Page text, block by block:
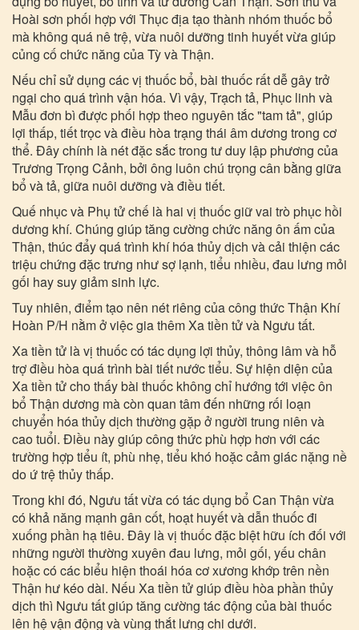
Hoài sơn phối hợp với Thục địa tạo thành nhóm thuốc bổ
mà không quá nê trệ, vừa nuôi dưỡng tinh huyết vừa giúp
củng cố chức năng của Tỳ và Thận.
Nếu chỉ sử dụng các vị thuốc bổ, bài thuốc rất dễ gây trở
ngại cho quá trình vận hóa. Vì vậy, Trạch tả, Phục linh và
Mẫu đơn bì được phối hợp theo nguyên tắc "tam tả", giúp
lợi thấp, tiết trọc và điều hòa trạng thái âm dương trong cơ
thể. Đây chính là nét đặc sắc trong tư duy lập phương của
Trương Trọng Cảnh, bởi ông luôn chú trọng cân bằng giữa
bổ và tả, giữa nuôi dưỡng và điều tiết.
Quế nhục và Phụ tử chế là hai vị thuốc giữ vai trò phục hồi
dương khí. Chúng giúp tăng cường chức năng ôn ấm của
Thận, thúc đẩy quá trình khí hóa thủy dịch và cải thiện các
triệu chứng đặc trưng như sợ lạnh, tiểu nhiều, đau lưng mỏi
gối hay suy giảm sinh lực.
Tuy nhiên, điểm tạo nên nét riêng của công thức Thận Khí
Hoàn P/H nằm ở việc gia thêm Xa tiền tử và Ngưu tất.
Xa tiền tử là vị thuốc có tác dụng lợi thủy, thông lâm và hỗ
trợ điều hòa quá trình bài tiết nước tiểu. Sự hiện diện của
Xa tiền tử cho thấy bài thuốc không chỉ hướng tới việc ôn
bổ Thận dương mà còn quan tâm đến những rối loạn
chuyển hóa thủy dịch thường gặp ở người trung niên và
cao tuổi. Điều này giúp công thức phù hợp hơn với các
trường hợp tiểu ít, phù nhẹ, tiểu khó hoặc cảm giác nặng nề
do ứ trệ thủy thấp.
Trong khi đó, Ngưu tất vừa có tác dụng bổ Can Thận vừa
có khả năng mạnh gân cốt, hoạt huyết và dẫn thuốc đi
xuống phần hạ tiêu. Đây là vị thuốc đặc biệt hữu ích đối với
những người thường xuyên đau lưng, mỏi gối, yếu chân
hoặc có các biểu hiện thoái hóa cơ xương khớp trên nền
Thận hư kéo dài. Nếu Xa tiền tử giúp điều hòa phần thủy
dịch thì Ngưu tất giúp tăng cường tác động của bài thuốc
lên hệ vận động và vùng thắt lưng chi dưới.